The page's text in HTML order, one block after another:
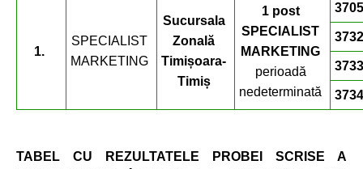
1.
SPECIALIST
MARKETING
Sucursala
Zonală
Timișoara-
Timiș
1 post
SPECIALIST
MARKETING
perioadă
nedeterminată
TABEL CU R EZULTATELE
PROBEI SCRISE A